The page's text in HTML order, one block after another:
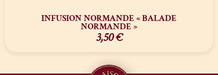
INFUSION NORMANDE « BALADE
NORMANDE »
3,50€